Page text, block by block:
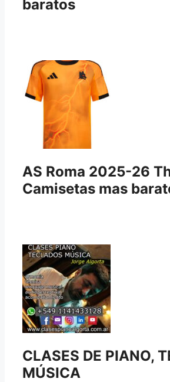
baratos
AS Roma 2025-26
Camisetas mas
CLASES DE PIANO,
MÚSICA